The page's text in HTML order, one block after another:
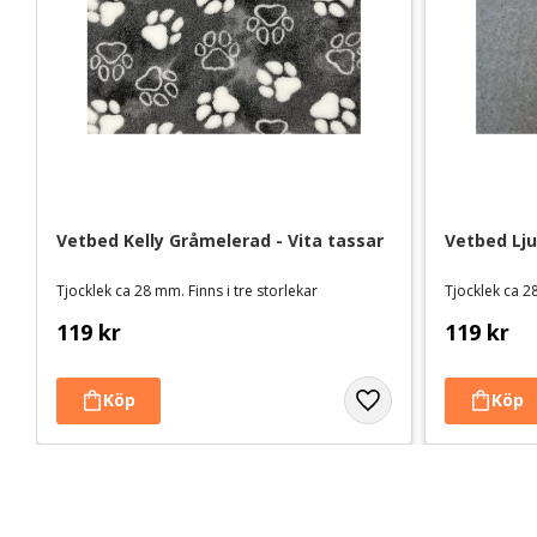
Vetbed Kelly Gråmelerad - Vita tassar
Tjocklek ca 28 mm. Finns i tre storlekar
119 kr
Vetbed
Tjocklek ca
119 kr